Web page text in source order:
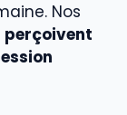
Nos
perçoivent